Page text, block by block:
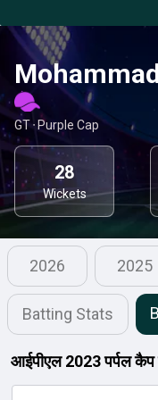
GT⋅ Purple Cap
28
Wickets
2026 2025
Batting Stats
आईपीएल 2023 पर्पल